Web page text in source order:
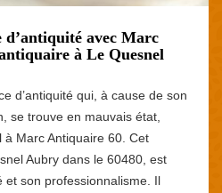
d’antiquité avec Marc
à Le Quesnel
d’antiquité qui, à cause de son
se trouve en mauvais état,
Marc Antiquaire 60. Cet
Aubry dans le 60480, est
et son professionnalisme. Il